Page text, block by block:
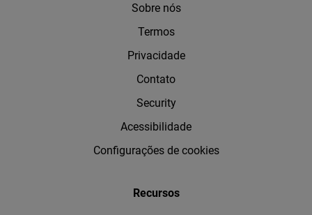
Sobre nós
Termos
Privacidade
Contato
Security
Acessibilidade
Configurações de cookies
Recursos